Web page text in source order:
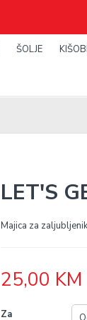
ŠOLJE
LET'S
Majica za
25,00 KM
Za